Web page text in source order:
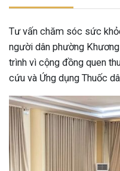
Tư vấn chăm sóc sức
người dân phường
trình vì cộng đồng quen
cứu và Ứng dụng Thuốc